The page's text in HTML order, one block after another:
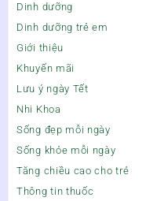
Dinh dưỡng
Dinh dưỡng trẻ em
Giới thiệu
Khuyến mãi
Lưu ý ngày Tết
Nhi Khoa
Sống đẹp mỗi ngày
Sống khỏe mỗi ngày
Tăng chiều cao cho trẻ
Thông tin thuốc